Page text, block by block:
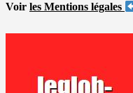
Voir les Mentions légales